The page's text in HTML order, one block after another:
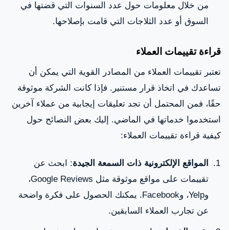
من خلال معلومات حول عدد السنوات التي قضتها في
السوق أو عدد الثلاجات التي قامت بإصلاحها.
قراءة تقييمات العملاء
تعتبر تقييمات العملاء من المصادر القوية التي يمكن أن
تساعدك في اتخاذ قرار مستنير. فإذا كانت الشركة موثوقة
حقًا، فمن المحتمل أن تجد تعليقات إيجابية من عملاء آخرين
استخدموا خدماتها في الماضي. إليك بعض النصائح حول
كيفية قراءة تقييمات العملاء:
المواقع الإلكترونية ذات السمعة الجيدة: ابحث عن
تقييمات على مواقع موثوقة مثل Google Reviews،
وYelp، وFacebook. يمكنك الحصول على فكرة واضحة
عن تجارب العملاء السابقين.